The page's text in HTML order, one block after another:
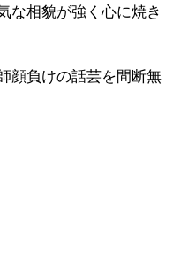
な相貌が強く心に焼き
顔負けの話芸を間断無